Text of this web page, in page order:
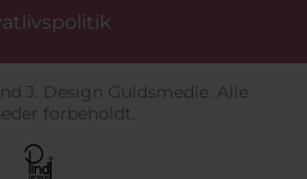
J. Design Guldsmedie. Alle
forbeholdt.